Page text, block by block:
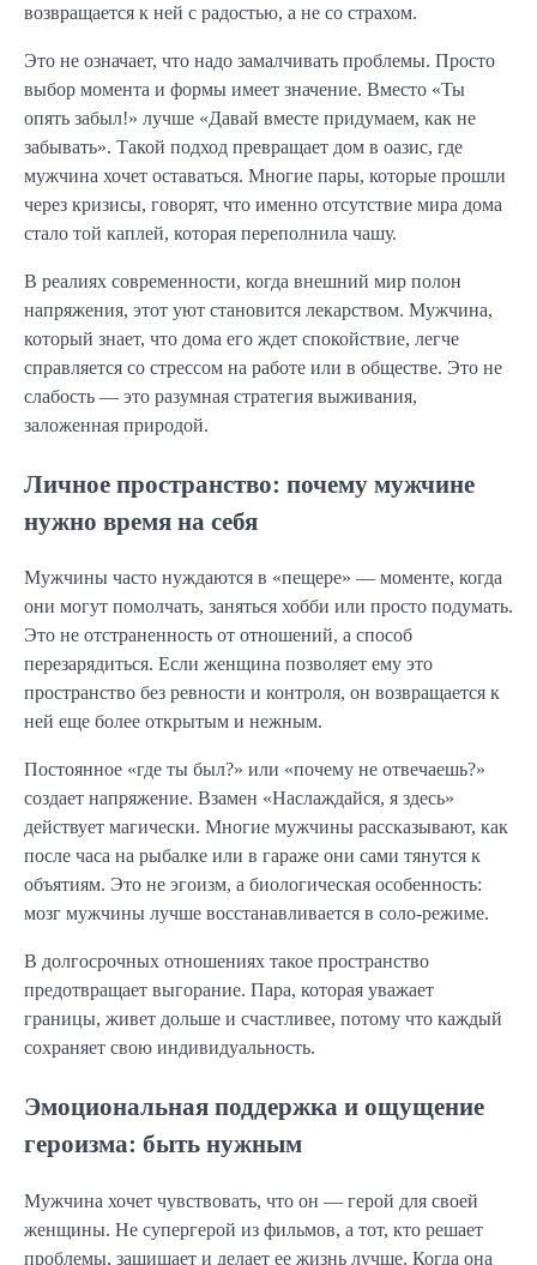
возвращается к ней с радостью, а не со страхом.
Это не означает, что надо замалчивать проблемы. Просто
выбор момента и формы имеет значение. Вместо «Ты
опять забыл!» лучше «Давай вместе придумаем, как не
забывать». Такой подход превращает дом в оазис, где
мужчина хочет оставаться. Многие пары, которые прошли
через кризисы, говорят, что именно отсутствие мира дома
стало той каплей, которая переполнила чашу.
В реалиях современности, когда внешний мир полон
напряжения, этот уют становится лекарством. Мужчина,
который знает, что дома его ждет спокойствие, легче
справляется со стрессом на работе или в обществе. Это не
слабость — это разумная стратегия выживания,
заложенная природой.
Личное пространство: почему мужчине
нужно время на себя
Мужчины часто нуждаются в «пещере» — моменте, когда
они могут помолчать, заняться хобби или просто подумать.
Это не отстраненность от отношений, а способ
перезарядиться. Если женщина позволяет ему это
пространство без ревности и контроля, он возвращается к
ней еще более открытым и нежным.
Постоянное «где ты был?» или «почему не отвечаешь?»
создает напряжение. Взамен «Наслаждайся, я здесь»
действует магически. Многие мужчины рассказывают, как
после часа на рыбалке или в гараже они сами тянутся к
объятиям. Это не эгоизм, а биологическая особенность:
мозг мужчины лучше восстанавливается в соло-режиме.
В долгосрочных отношениях такое пространство
предотвращает выгорание. Пара, которая уважает
границы, живет дольше и счастливее, потому что каждый
сохраняет свою индивидуальность.
Эмоциональная поддержка и ощущение
героизма: быть нужным
Мужчина хочет чувствовать, что он — герой для своей
женщины. Не супергерой из фильмов, а тот, кто решает
проблемы, защищает и делает ее жизнь лучше. Когда она